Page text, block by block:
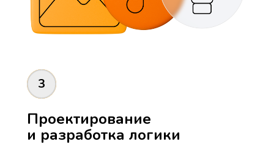
3
Проектирование
и разработка логики